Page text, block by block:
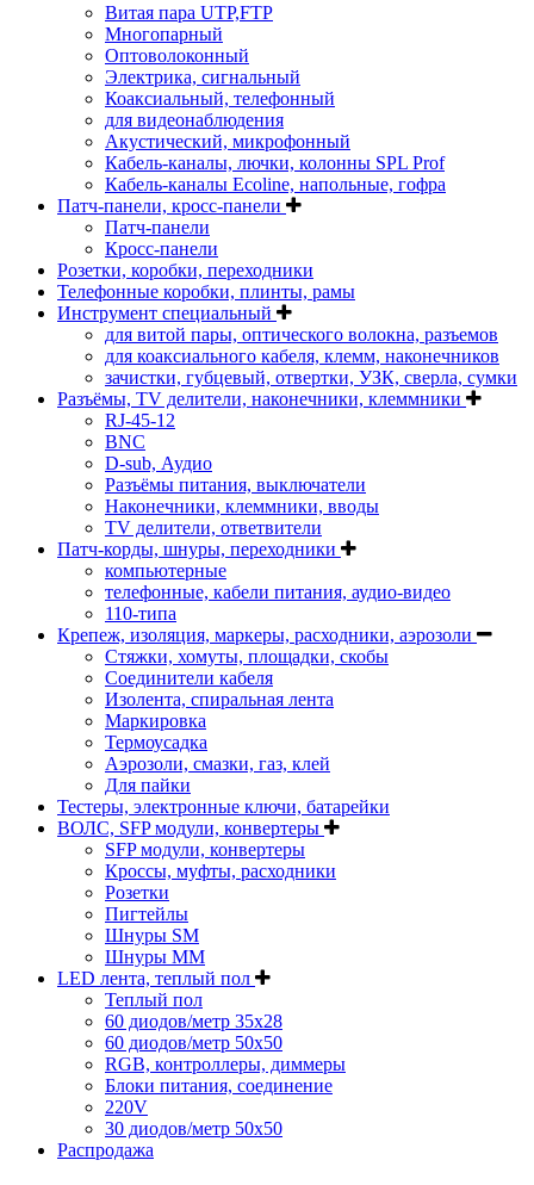
Витая пара UTP,FTP
Многопарный
Оптоволоконный
Электрика, сигнальный
Коаксиальный, телефонный
для видеонаблюдения
Акустический, микрофонный
Кабель-каналы, лючки, колонны SPL Prof
Кабель-каналы Ecoline, напольные, гофра
Патч-панели, кросс-панели
Патч-панели
Кросс-панели
Розетки, коробки, переходники
Телефонные коробки, плинты, рамы
Инструмент специальный
для витой пары, оптического волокна, разъемов
для коаксиального кабеля, клемм, наконечников
зачистки, губцевый, отвертки, УЗК, сверла, сумки
Разъёмы, TV делители, наконечники, клеммники
RJ-45-12
BNC
D-sub, Аудио
Разъёмы питания, выключатели
Наконечники, клеммники, вводы
ТV делители, ответвители
Патч-корды, шнуры, переходники
компьютерные
телефонные, кабели питания, аудио-видео
110-типа
Крепеж, изоляция, маркеры, расходники, аэрозоли
Стяжки, хомуты, площадки, скобы
Соединители кабеля
Изолента, спиральная лента
Маркировка
Термоусадка
Аэрозоли, смазки, газ, клей
Для пайки
Тестеры, электронные ключи, батарейки
ВОЛС, SFP модули, конвертеры
SFP модули, конвертеры
Кроссы, муфты, расходники
Розетки
Пигтейлы
Шнуры SM
Шнуры MM
LED лента, теплый пол
Теплый пол
60 диодов/метр 35x28
60 диодов/метр 50x50
RGB, контроллеры, диммеры
Блоки питания, соединение
220V
30 диодов/метр 50х50
Распродажа